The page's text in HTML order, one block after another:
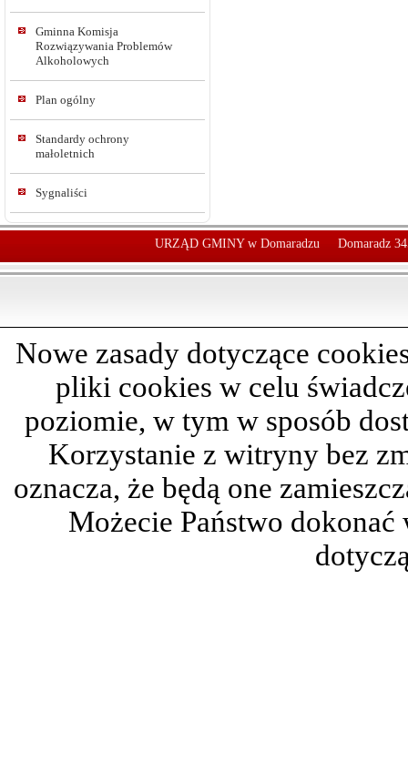
Gminna Komisja
Rozwiązywania Problemów
Alkoholowych
Plan ogólny
Standardy ochrony
małoletnich
Sygnaliści
URZĄD GMINY w Domaradzu Domaradz
Nowe zasady dotyczące
pliki cookies w celu
poziomie, w tym w sposób
Korzystanie z witryny bez
oznacza, że będą one
Możecie Państwo